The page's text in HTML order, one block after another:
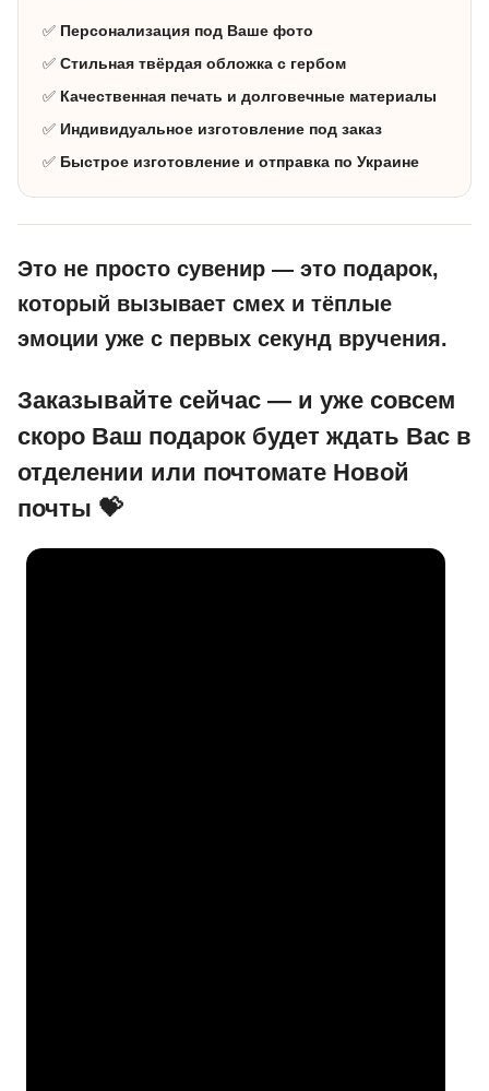
✅ Персонализация под Ваше фото
✅ Стильная твёрдая обложка с гербом
✅ Качественная печать и долговечные материалы
✅ Индивидуальное изготовление под заказ
✅ Быстрое изготовление и отправка по Украине
Это не просто сувенир — это подарок,
который вызывает смех и тёплые
эмоции уже с первых секунд вручения.
Заказывайте сейчас — и уже совсем
скоро Ваш подарок будет ждать Вас в
отделении или почтомате Новой
почты 💝